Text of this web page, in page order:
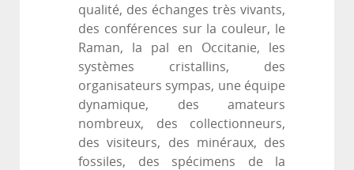
qualité, des échanges très vivants,
des conférences sur la couleur, le
Raman, la pal en Occitanie, les
systèmes cristallins, des
organisateurs sympas, une équipe
dynamique, des amateurs
nombreux, des collectionneurs,
des visiteurs, des minéraux, des
fossiles, des spécimens de la